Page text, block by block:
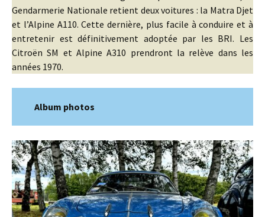
Gendarmerie Nationale retient deux voitures : la Matra Djet
et l’Alpine A110. Cette dernière, plus facile à conduire et à
entretenir est définitivement adoptée par les BRI. Les
Citroën SM et Alpine A310 prendront la relève dans les
années 1970.
Album photos